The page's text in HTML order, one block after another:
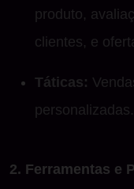
produto,
clientes, e
Táticas:
personalizadas.
2. Ferramentas e